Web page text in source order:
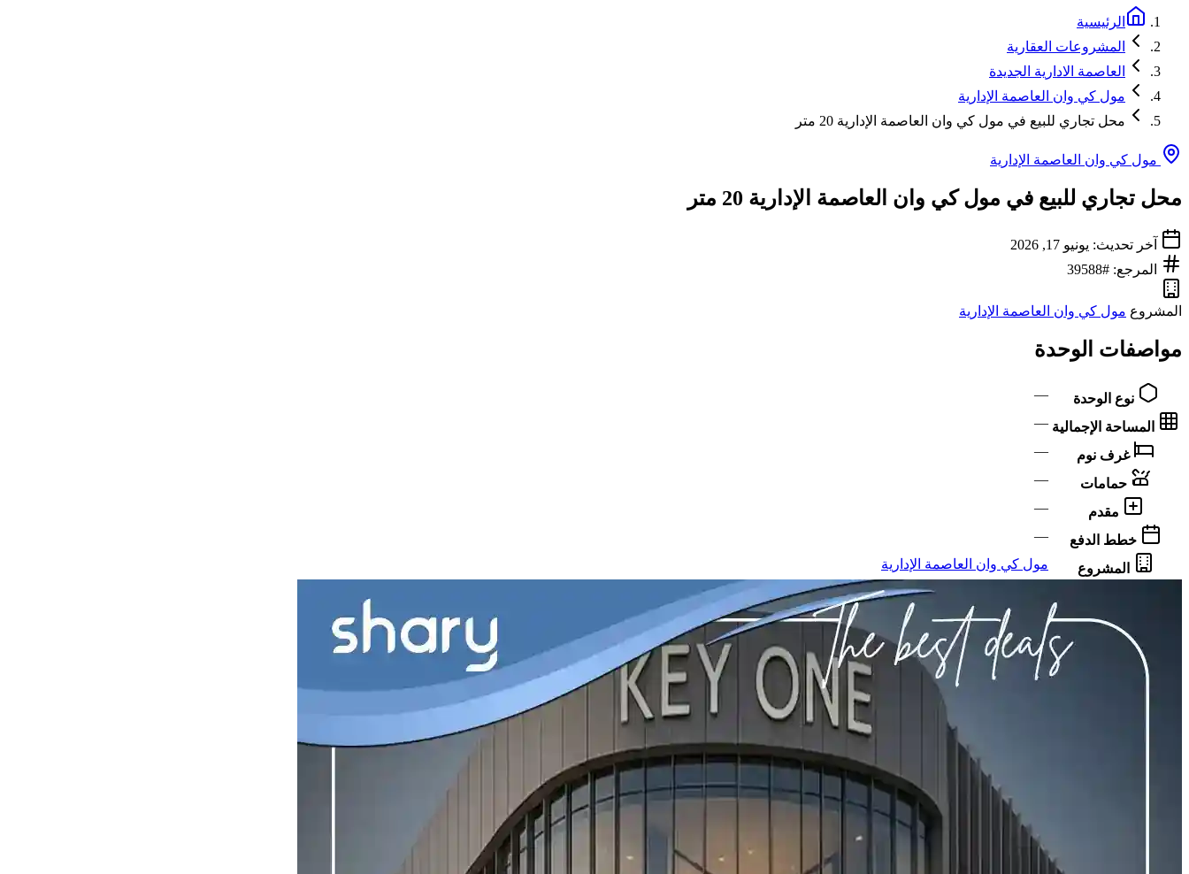
الرئيسية
المشروعات العقارية
العاصمة الادارية الجديدة
مول كي وان العاصمة الإدارية
محل تجاري للبيع في مول كي وان العاصمة الإدارية 20 متر
مول كي وان العاصمة الإدارية
محل تجاري للبيع في مول كي وان العاصمة الإدارية 20 متر
آخر تحديث: يونيو 17, 2026
المرجع: #39588
المشروع مول كي وان العاصمة الإدارية
مواصفات الوحدة
نوع الوحدة —
المساحة الإجمالية —
غرف نوم —
حمامات —
مقدم —
خطط الدفع —
المشروع مول كي وان العاصمة الإدارية